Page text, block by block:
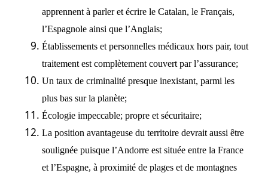
apprennent à parler et écrire le Catalan, le Français,
l’Espagnole ainsi que l’Anglais;
Établissements et personnelles médicaux hors pair, tout
traitement est complètement couvert par l’assurance;
Un taux de criminalité presque inexistant, parmi les
plus bas sur la planète;
Écologie impeccable; propre et sécuritaire;
La position avantageuse du territoire devrait aussi être
soulignée puisque l’Andorre est située entre la France
et l’Espagne, à proximité de plages et de montagnes